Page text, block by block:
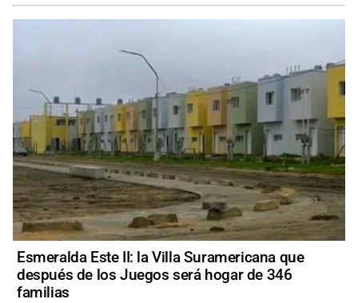
Esmeralda Este II: la Villa Suramericana que
después de los Juegos será hogar de 346
familias